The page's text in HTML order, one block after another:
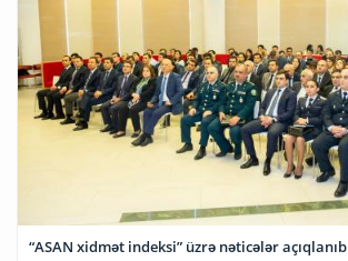
“ASAN xidmət indeksi” üzrə nəticələr açıqlanıb